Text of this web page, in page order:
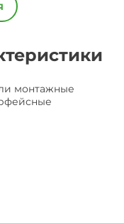
монтажные